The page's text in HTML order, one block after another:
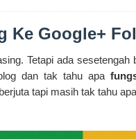
Ke Google+
Tetapi ada sesetengah
dan tak tahu apa
tapi masih tak tahu